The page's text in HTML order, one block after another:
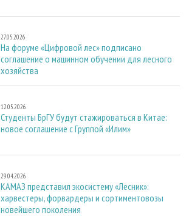
27.05.2026
На форуме «Цифровой лес» подписано
соглашение о машинном обучении для лесного
хозяйства
12.05.2026
Студенты БрГУ будут стажироваться в Китае:
новое соглашение с Группой «Илим»
29.04.2026
КАМАЗ представил экосистему «Лесник»:
харвестеры, форвардеры и сортиментовозы
новейшего поколения